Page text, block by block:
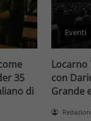
35
di
Eventi
Locarno
con
Grande